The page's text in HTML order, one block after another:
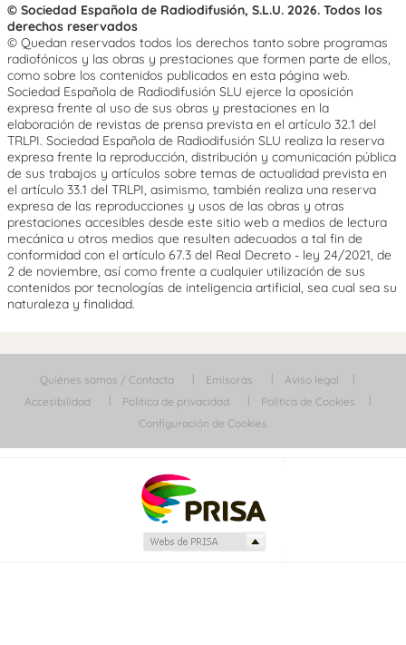
© Sociedad Española de Radiodifusión, S.L.U. 2026. Todos los
derechos reservados
© Quedan reservados todos los derechos tanto sobre programas
radiofónicos y las obras y prestaciones que formen parte de ellos,
como sobre los contenidos publicados en esta página web.
Sociedad Española de Radiodifusión SLU ejerce la oposición
expresa frente al uso de sus obras y prestaciones en la
elaboración de revistas de prensa prevista en el artículo 32.1 del
TRLPI. Sociedad Española de Radiodifusión SLU realiza la reserva
expresa frente la reproducción, distribución y comunicación pública
de sus trabajos y artículos sobre temas de actualidad prevista en
el artículo 33.1 del TRLPI, asimismo, también realiza una reserva
expresa de las reproducciones y usos de las obras y otras
prestaciones accesibles desde este sitio web a medios de lectura
mecánica u otros medios que resulten adecuados a tal fin de
conformidad con el artículo 67.3 del Real Decreto - ley 24/2021, de
2 de noviembre, así como frente a cualquier utilización de sus
contenidos por tecnologías de inteligencia artificial, sea cual sea su
naturaleza y finalidad.
Quiénes somos / Contacta Emisoras
Aviso legal
Accesibilidad
Política de privacidad
Política de Cookies
Configuración de Cookies